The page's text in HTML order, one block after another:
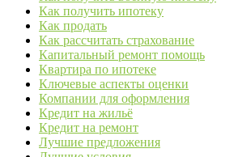
Как получить ипотеку
Как продать
Как рассчитать страхование
Капитальный ремонт помощь
Квартира по ипотеке
Ключевые аспекты оценки
Компании для оформления
Кредит на жильё
Кредит на ремонт
Лучшие предложения